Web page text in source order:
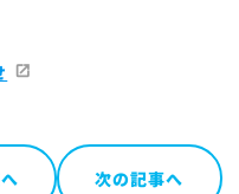
次の記事へ